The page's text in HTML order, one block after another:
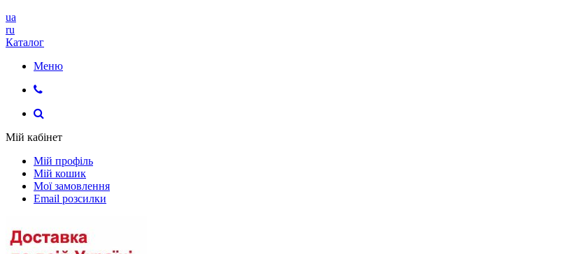
ua
ru
Каталог
Меню
Мій кабінет
Мій профіль
Мій кошик
Мої замовлення
Email розсилки